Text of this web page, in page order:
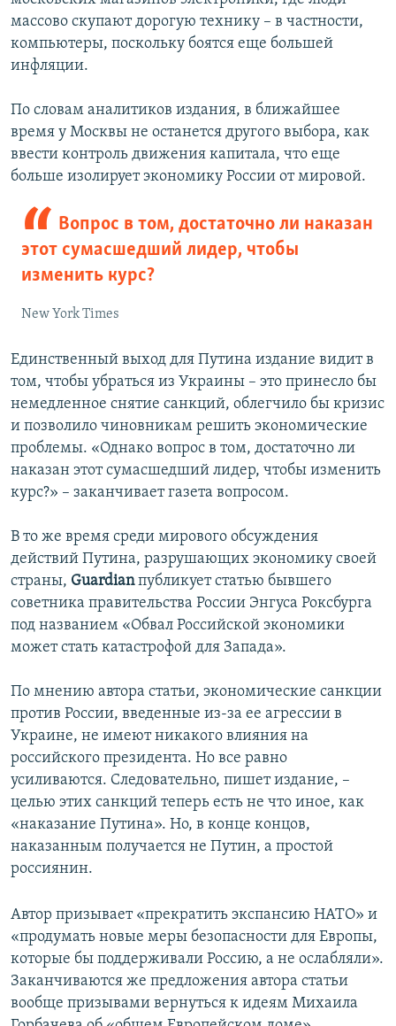
массово скупают дорогую технику – в частности,
компьютеры, поскольку боятся еще большей
инфляции.
По словам аналитиков издания, в ближайшее
время у Москвы не останется другого выбора, как
ввести контроль движения капитала, что еще
больше изолирует экономику России от мировой.
Вопрос в том, достаточно ли наказан
этот сумасшедший лидер, чтобы
изменить курс?
New York Times
Единственный выход для Путина издание видит в
том, чтобы убраться из Украины – это принесло бы
немедленное снятие санкций, облегчило бы кризис
и позволило чиновникам решить экономические
проблемы. «Однако вопрос в том, достаточно ли
наказан этот сумасшедший лидер, чтобы изменить
курс?» – заканчивает газета вопросом.
В то же время среди мирового обсуждения
действий Путина, разрушающих экономику своей
страны, Guardianпубликует статью бывшего
советника правительства России Энгуса Роксбурга
под названием «Обвал Российской экономики
может стать катастрофой для Запада».
По мнению автора статьи, экономические санкции
против России, введенные из-за ее агрессии в
Украине, не имеют никакого влияния на
российского президента. Но все равно
усиливаются. Следовательно, пишет издание, –
целью этих санкций теперь есть не что иное, как
«наказание Путина». Но, в конце концов,
наказанным получается не Путин, а простой
россиянин.
Автор призывает «прекратить экспансию НАТО» и
«продумать новые меры безопасности для Европы,
которые бы поддерживали Россию, а не ослабляли».
Заканчиваются же предложения автора статьи
вообще призывами вернуться к идеям Михаила